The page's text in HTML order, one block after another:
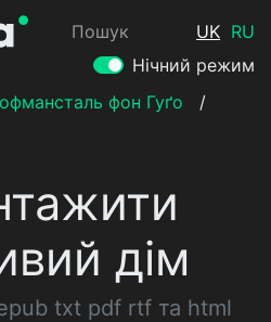
Пошук UK RU
Нічний режим
фон Гуґо
/
дім
txt pdf rtf та html